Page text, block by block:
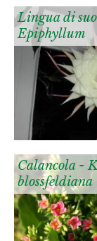
Lingua di
Epiphyllum
Calancola -
blossfeldiana